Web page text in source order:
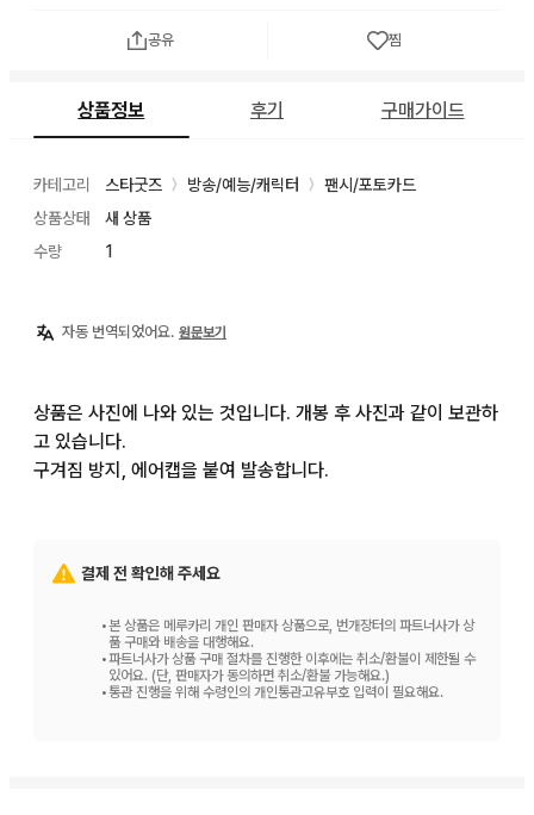
공유 찜
상품정보 후기 구매가이드
카테고리 스타굿즈 〉 방송/예능/캐릭터 〉
팬시/포토카드
상품상태
새 상품
수량
1
자동 번역되었어요. 원문보기
상품은 사진에 나와 있는 것입니다. 개봉 후 사진과 같이 보관하
고 있습니다.
구겨짐 방지, 에어캡을 붙여 발송합니다.
결제 전 확인해 주세요
•본 상품은 메루카리 개인 판매자 상품으로, 번개장터의 파트너사가 상
품 구매와 배송을 대행해요.
•파트너사가 상품 구매 절차를 진행한 이후에는 취소/환불이 제한될 수
있어요. (단, 판매자가 동의하면 취소/환불 가능해요.)
•통관 진행을 위해 수령인의 개인통관고유부호 입력이 필요해요.